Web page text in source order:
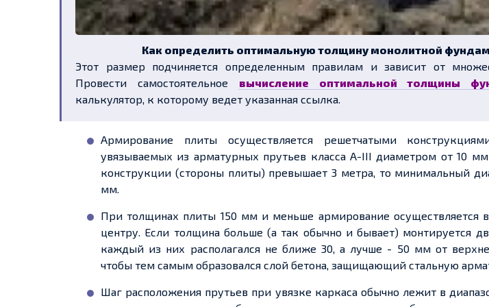
Как определить оптимальную толщину монолитной
Этот размер подчиняется определенным правилам и зависит от
Провести самостоятельное вычисление оптимальной толщины
калькулятор, к которому ведет указанная ссылка.
Армирование плиты осуществляется решетчатыми
увязываемых из арматурных прутьев класса A-III диаметром от 10
конструкции (стороны плиты) превышает 3 метра, то минимальный
мм.
При толщинах плиты 150 мм и меньше армирование осуществляется
центру. Если толщина больше (а так обычно и бывает) монтируется
каждый из них располагался не ближе 30, а лучше - 50 мм от
чтобы тем самым образовался слой бетона, защищающий стальную
Шаг расположения прутьев при увязке каркаса обычно лежит в